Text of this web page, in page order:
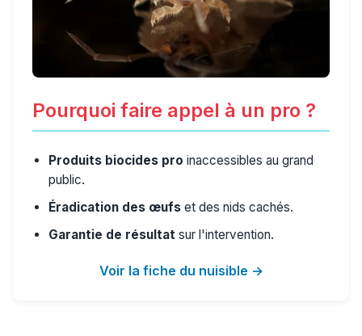
Pourquoi faire appel à un pro ?
Produits biocides pro inaccessibles au grand
public.
Éradication des œufs et des nids cachés.
Garantie de résultat sur l'intervention.
Voir la fiche du nuisible →